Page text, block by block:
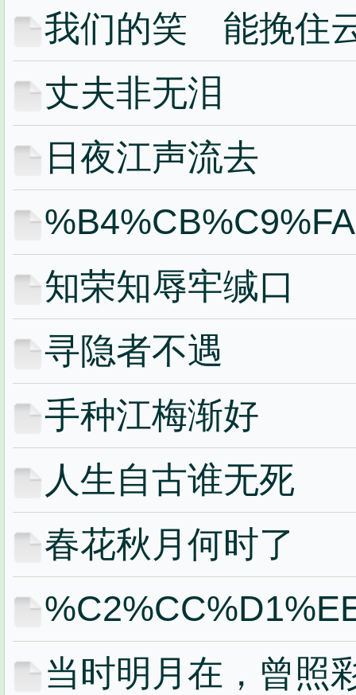
我们的笑 能挽住
丈夫非无泪
日夜江声流去
知荣知辱牢缄口
寻隐者不遇
手种江梅渐好
人生自古谁无死
春花秋月何时了
当时明月在，曾照